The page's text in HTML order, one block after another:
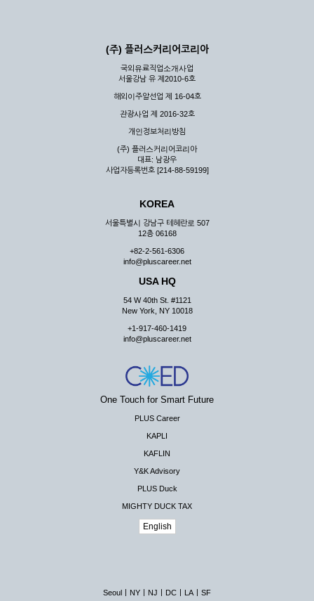
(주) 플러스커리어코리아
국외유료직업소개사업
서울강남 유 제2010-6호
해외이주알선업 제 16-04호
관광사업 제 2016-32호
개인정보처리방침
(주) 플러스커리어코리아
대표: 남광우
사업자등록번호 [214-88-59199]
KOREA
서울특별시 강남구 테헤란로 507
12층 06168
+82-2-561-6306
info@pluscareer.net
USA HQ
54 W 40th St. #1121
New York, NY 10018
+1-917-460-1419
info@pluscareer.net
One Touch for Smart Future
PLUS Career
KAPLI
KAFLIN
Y&K Advisory
PLUS Duck
MIGHTY DUCK TAX
English
Seoul NY NJ DC LA SF